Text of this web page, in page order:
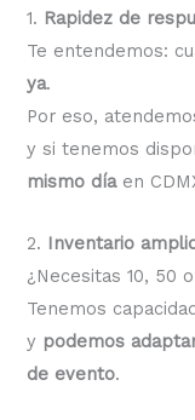
1. Rapidez de
Te entendemos:
ya.
Por eso,
y si tenemos
mismo díaen
2. Inventario
¿Necesitas 10, 50
Tenemos
y podemos
de evento.